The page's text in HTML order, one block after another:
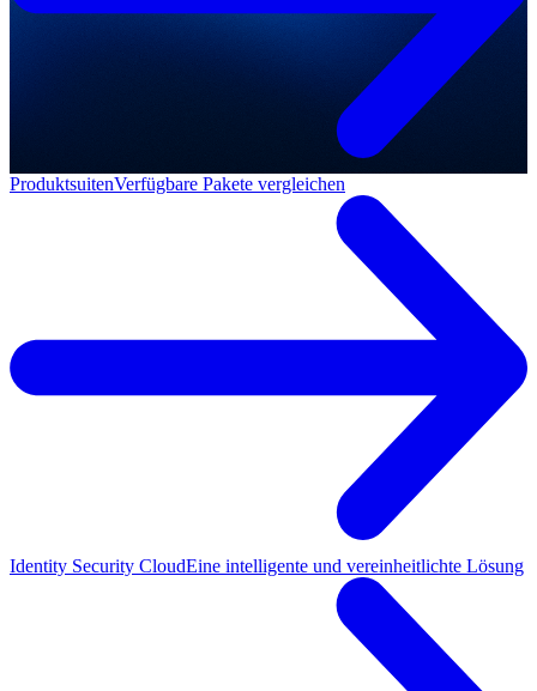
ProduktsuitenVerfügbare Pakete vergleichen
Identity Security CloudEine intelligente und vereinheitlichte Lösung